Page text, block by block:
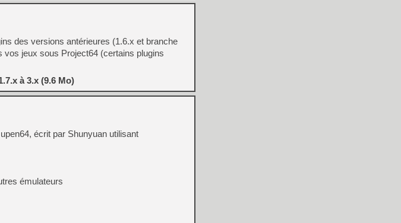
des versions antérieures (1.6.x et branche
vos jeux sous Project64 (certains plugins
à 3.x (9.6 Mo)
écrit par Shunyuan utilisant
émulateurs